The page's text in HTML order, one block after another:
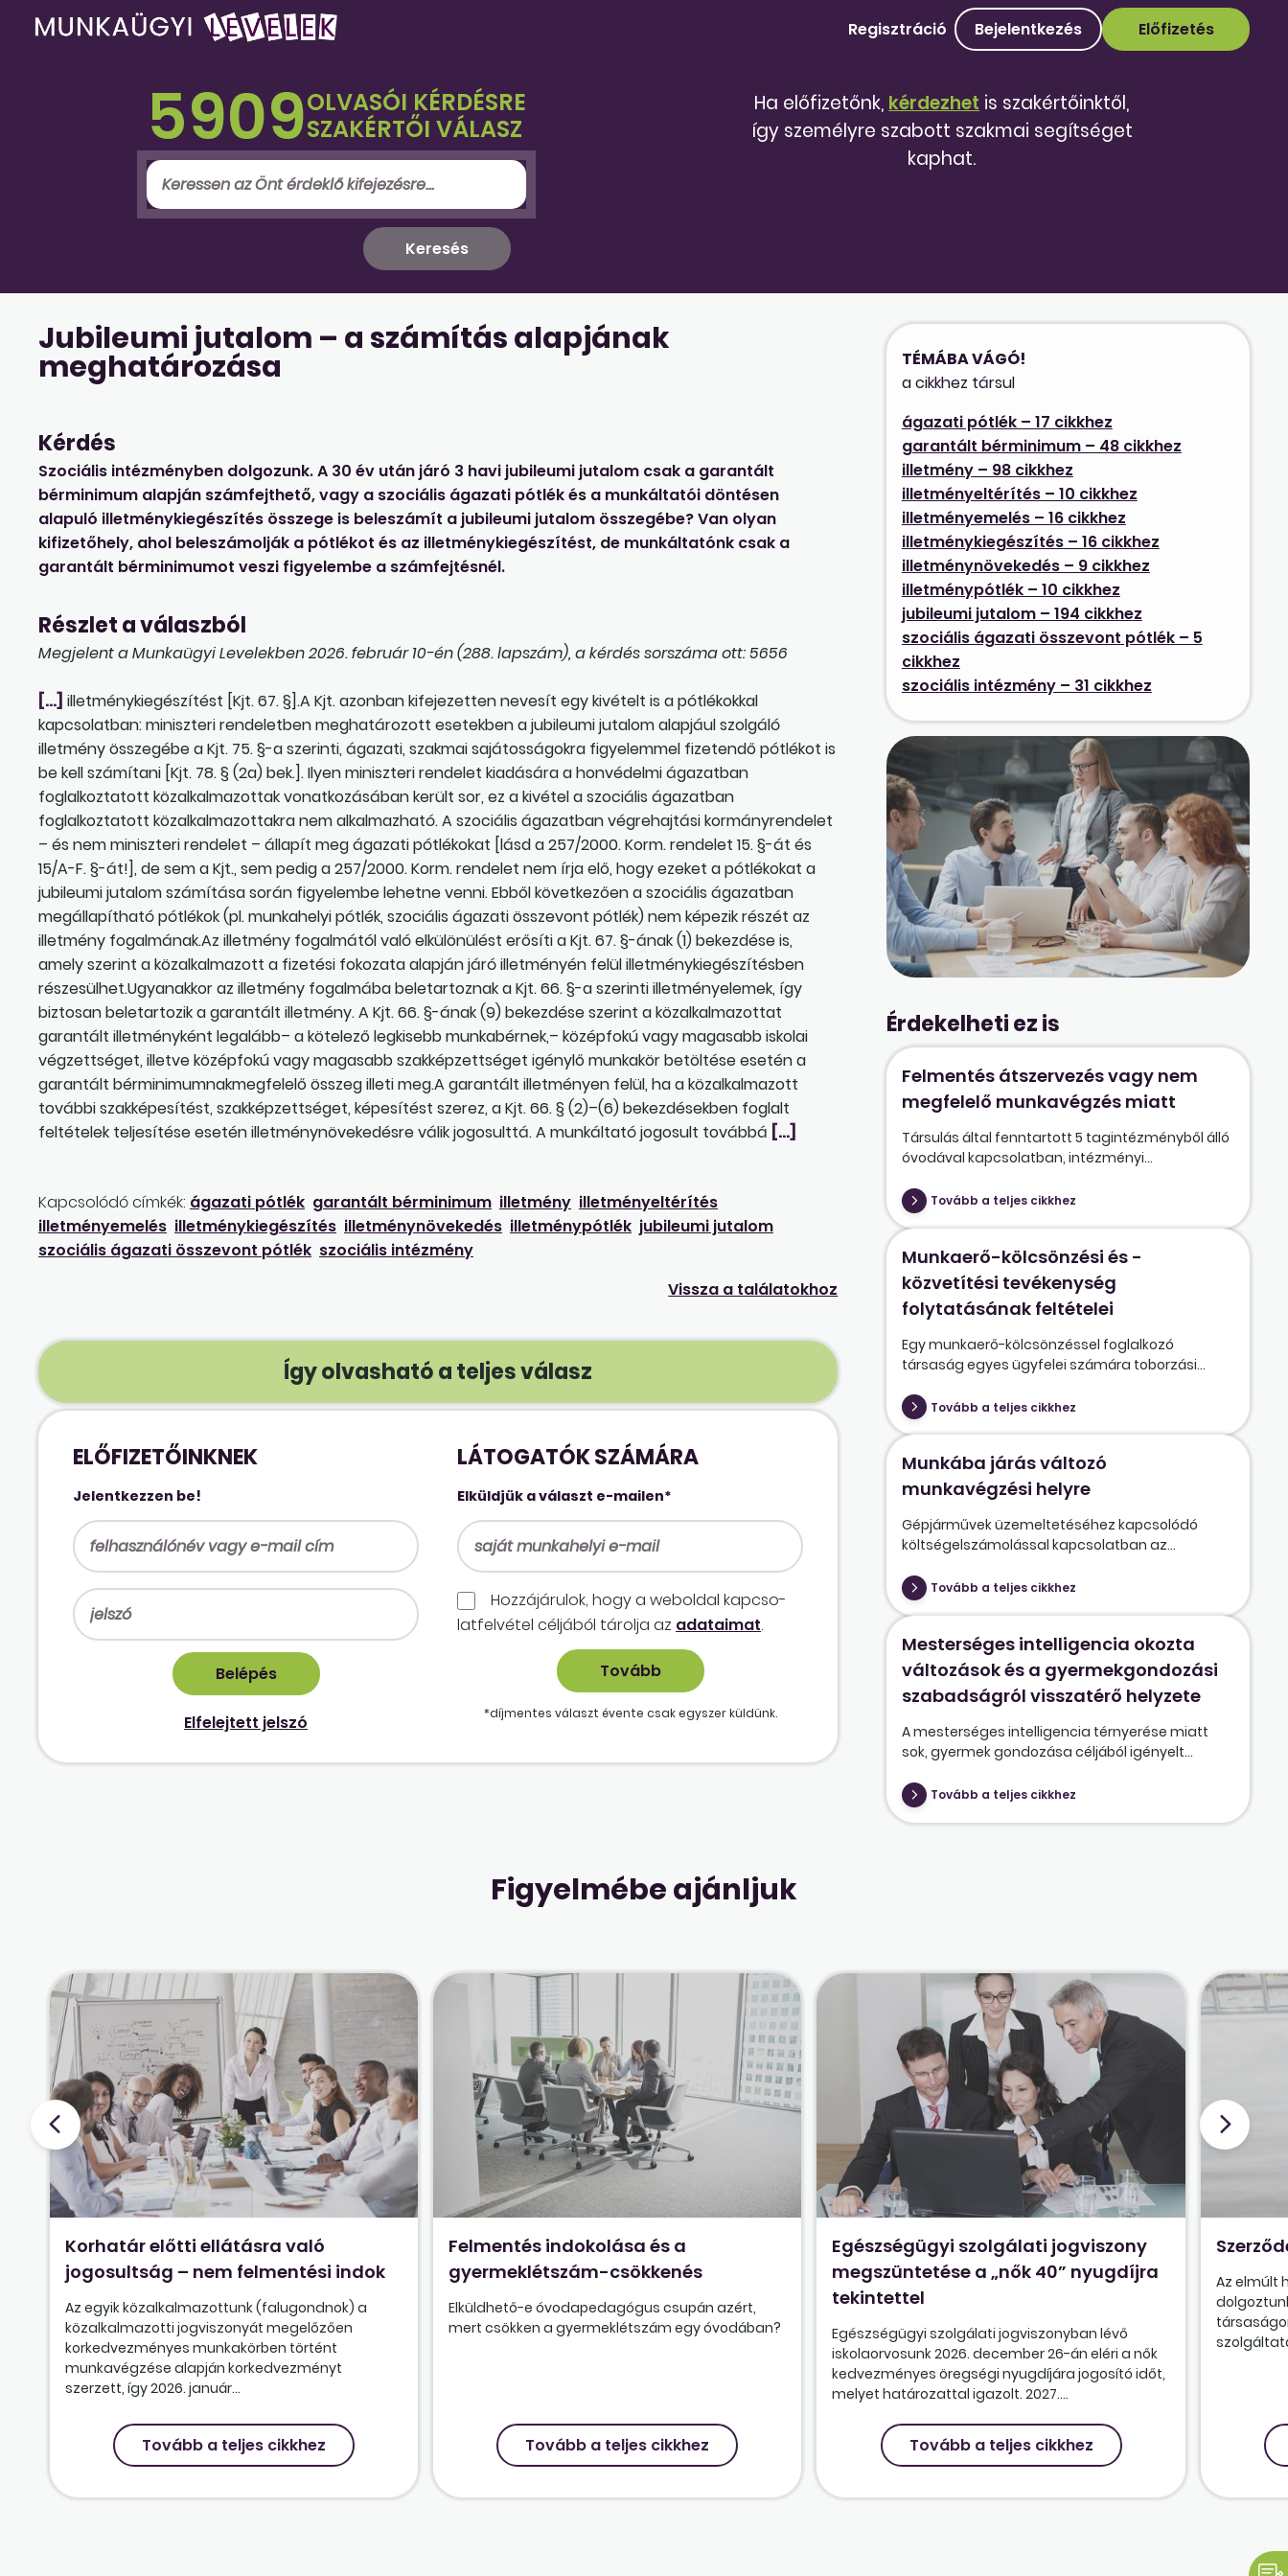
Regisztráció Bejelentkezés Előfizetés
5909OLVASÓI KÉRDÉSRE
SZAKÉRTŐI VÁLASZ
Ha előfizetőnk, kérdezhet is szakértőinktől,
így személyre szabott szakmai segítséget
kaphat.
Jubileumi jutalom – a számítás alapjának
meghatározása
Kérdés
Szociális intézményben dolgozunk. A 30 év után járó 3 havi jubileumi jutalom csak a garantált
bérminimum alapján számfejthető, vagy a szociális ágazati pótlék és a munkáltatói döntésen
alapuló illetménykiegészítés összege is beleszámít a jubileumi jutalom összegébe? Van olyan
kifizetőhely, ahol beleszámolják a pótlékot és az illetménykiegészítést, de munkáltatónk csak a
garantált bérminimumot veszi figyelembe a számfejtésnél.
Részlet a válaszból
Megjelent a Munkaügyi Levelekben 2026. február 10-én (288. lapszám), a kérdés sorszáma ott: 5656
[…] illetménykiegészítést [Kjt. 67. §].A Kjt. azonban kifejezetten nevesít egy kivételt is a pótlékokkal
kapcsolatban: miniszteri rendeletben meghatározott esetekben a jubileumi jutalom alapjául szolgáló
illetmény összegébe a Kjt. 75. §-a szerinti, ágazati, szakmai sajátosságokra figyelemmel fizetendő pótlékot is
be kell számítani [Kjt. 78. § (2a) bek.]. Ilyen miniszteri rendelet kiadására a honvédelmi ágazatban
foglalkoztatott közalkalmazottak vonatkozásában került sor, ez a kivétel a szociális ágazatban
foglalkoztatott közalkalmazottakra nem alkalmazható. A szociális ágazatban végrehajtási kormányrendelet
– és nem miniszteri rendelet – állapít meg ágazati pótlékokat [lásd a 257/2000. Korm. rendelet 15. §-át és
15/A-F. §-át!], de sem a Kjt., sem pedig a 257/2000. Korm. rendelet nem írja elő, hogy ezeket a pótlékokat a
jubileumi jutalom számítása során figyelembe lehetne venni. Ebből következően a szociális ágazatban
megállapítható pótlékok (pl. munkahelyi pótlék, szociális ágazati összevont pótlék) nem képezik részét az
illetmény fogalmának.Az illetmény fogalmától való elkülönülést erősíti a Kjt. 67. §-ának (1) bekezdése is,
amely szerint a közalkalmazott a fizetési fokozata alapján járó illetményén felül illetménykiegészítésben
részesülhet.Ugyanakkor az illetmény fogalmába beletartoznak a Kjt. 66. §-a szerinti illetményelemek, így
biztosan beletartozik a garantált illetmény. A Kjt. 66. §-ának (9) bekezdése szerint a közalkalmazottat
garantált illetményként legalább– a kötelező legkisebb munkabérnek,– középfokú vagy magasabb iskolai
végzettséget, illetve középfokú vagy magasabb szakképzettséget igénylő munkakör betöltése esetén a
garantált bérminimumnakmegfelelő összeg illeti meg.A garantált illetményen felül, ha a közalkalmazott
további szakképesítést, szakképzettséget, képesítést szerez, a Kjt. 66. § (2)–(6) bekezdésekben foglalt
feltételek teljesítése esetén illetménynövekedésre válik jogosulttá. A munkáltató jogosult továbbá […]
Kapcsolódó címkék: ágazati pótlék garantált bérminimum illetmény illetményeltérítés
illetményemelés illetménykiegészítés illetménynövekedés illetménypótlék jubileumi jutalom
szociális ágazati összevont pótlék szociális intézmény
Vissza a találatokhoz
Így olvasható a teljes válasz
ELŐFIZETŐINKNEK
Jelentkezzen be!
Elfelejtett jelszó
LÁTOGATÓK SZÁMÁRA
Elküldjük a választ e-mailen*
Hozzájárulok, hogy a weboldal kapcso­
lat­felvétel céljából tárolja az adataimat.
*díjmentes választ évente csak egyszer küldünk.
TÉMÁBA VÁGÓ!
a cikkhez társul
ágazati pótlék – 17 cikkhez
garantált bérminimum – 48 cikkhez
illetmény – 98 cikkhez
illetményeltérítés – 10 cikkhez
illetményemelés – 16 cikkhez
illetménykiegészítés – 16 cikkhez
illetménynövekedés – 9 cikkhez
illetménypótlék – 10 cikkhez
jubileumi jutalom – 194 cikkhez
szociális ágazati összevont pótlék – 5
cikkhez
szociális intézmény – 31 cikkhez
Érdekelheti ez is
Felmentés átszervezés vagy nem
megfelelő munkavégzés miatt
Társulás által fenntartott 5 tagintézményből álló
óvodával kapcsolatban, intézményi...
Tovább a teljes cikkhez
Munkaerő-kölcsönzési és -
közvetítési tevékenység
folytatásának feltételei
Egy munkaerő-kölcsönzéssel foglalkozó
társaság egyes ügyfelei számára toborzási...
Tovább a teljes cikkhez
Munkába járás változó
munkavégzési helyre
Gépjárművek üzemeltetéséhez kapcsolódó
költségelszámolással kapcsolatban az...
Tovább a teljes cikkhez
Mesterséges intelligencia okozta
változások és a gyermekgondozási
szabadságról visszatérő helyzete
A mesterséges intelligencia térnyerése miatt
sok, gyermek gondozása céljából igényelt...
Tovább a teljes cikkhez
Figyelmébe ajánljuk
Korhatár előtti ellátásra való
jogosultság – nem felmentési indok
Az egyik közalkalmazottunk (falugondnok) a
közalkalmazotti jogviszonyát megelőzően
korkedvezményes munkakörben történt
munkavégzése alapján korkedvezményt
szerzett, így 2026. január...
Tovább a teljes cikkhez
Felmentés indokolása és a
gyermeklétszám-csökkenés
Elküldhető-e óvodapedagógus csupán azért,
mert csökken a gyermeklétszám egy óvodában?
Tovább a teljes cikkhez
Egészségügyi szolgálati jogviszony
megszüntetése a „nők 40” nyugdíjra
tekintettel
Egészségügyi szolgálati jogviszonyban lévő
iskolaorvosunk 2026. december 26-án eléri a nők
kedvezményes öregségi nyugdíjára jogosító időt,
melyet határozattal igazolt. 2027....
Tovább a teljes cikkhez
Az elmúlt